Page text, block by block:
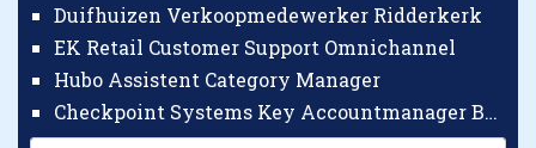
Duifhuizen Verkoopmedewerker Ridderkerk
EK Retail Customer Support Omnichannel
Hubo Assistent Category Manager
Checkpoint Systems Key Accountmanager Benelux